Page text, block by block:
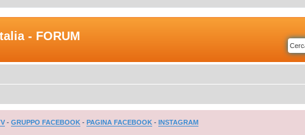
- FORUM
- GRUPPO FACEBOOK - PAGINA FACEBOOK - INSTAGRAM